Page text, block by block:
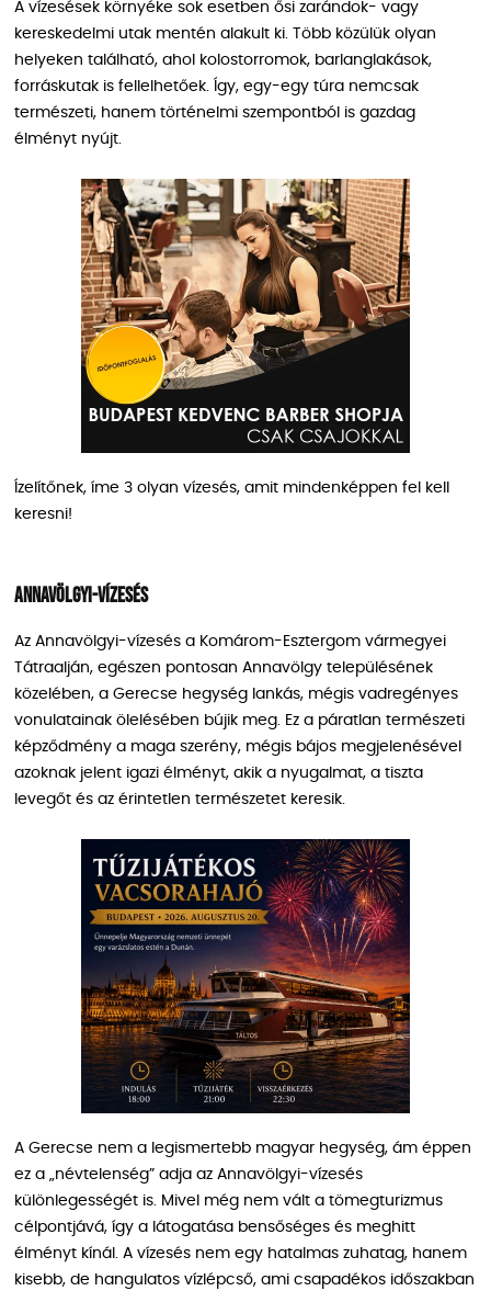
A vízesések környéke sok esetben ősi zarándok- vagy
kereskedelmi utak mentén alakult ki. Több közülük olyan
helyeken található, ahol kolostorromok, barlanglakások,
forráskutak is fellelhetőek. Így, egy-egy túra nemcsak
természeti, hanem történelmi szempontból is gazdag
élményt nyújt.
Ízelítőnek, íme 3 olyan vízesés, amit mindenképpen fel kell
keresni!
Annavölgyi-vízesés
Az Annavölgyi-vízesés a Komárom-Esztergom vármegyei
Tátraalján, egészen pontosan Annavölgy településének
közelében, a Gerecse hegység lankás, mégis vadregényes
vonulatainak ölelésében bújik meg. Ez a páratlan természeti
képződmény a maga szerény, mégis bájos megjelenésével
azoknak jelent igazi élményt, akik a nyugalmat, a tiszta
levegőt és az érintetlen természetet keresik.
A Gerecse nem a legismertebb magyar hegység, ám éppen
ez a „névtelenség” adja az Annavölgyi-vízesés
különlegességét is. Mivel még nem vált a tömegturizmus
célpontjává, így a látogatása bensőséges és meghitt
élményt kínál. A vízesés nem egy hatalmas zuhatag, hanem
kisebb, de hangulatos vízlépcső, ami csapadékos időszakban